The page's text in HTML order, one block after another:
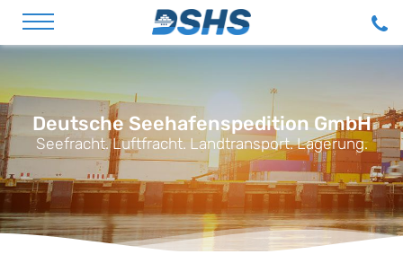
Deutsche Seehafenspedition GmbH
Seefracht. Luftfracht. Landtransport. Lagerung.